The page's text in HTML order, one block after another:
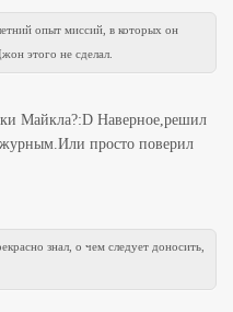
опыт миссий, в которых он
этого не сделал.
Майкла?:D Наверное,решил
просто поверил
знал, о чем следует доносить,